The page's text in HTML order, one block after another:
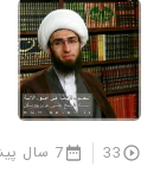
33 7 سال پیش